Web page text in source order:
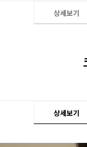
상세보기
상세보기